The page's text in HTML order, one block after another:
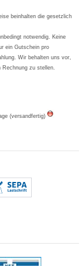
beinhalten die gesetzlich
notwendig. Keine
ein Gutschein pro
Wir behalten uns vor,
Rechnung zu stellen.
(versandfertig)